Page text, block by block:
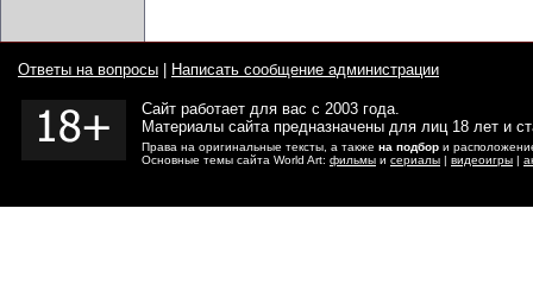
Ответы на вопросы Написать сообщение администрации
Сайт работает для вас с 2003 года.
Материалы сайта предназначены для лиц 18 лет и
Права на оригинальные тексты, а также на подбор и
Основные темы сайта World Art: фильмы и сериалы | видеоигры |